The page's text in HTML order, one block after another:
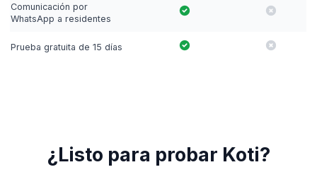
Comunicación por
WhatsApp a residentes
Prueba gratuita de 15 días
¿Listo para probar Koti?